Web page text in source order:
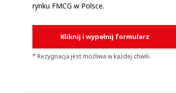
rynku FMCG w Polsce.
Kliknij i wypełnij formularz
* Rezygnacja jest możliwa w każdej chwili.